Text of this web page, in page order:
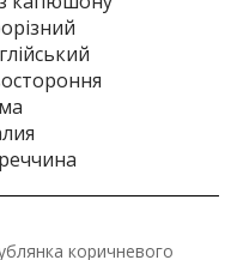
коричневого